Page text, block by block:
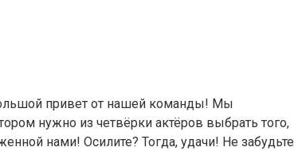
привет от нашей команды! Мы
нужно из четвёрки актёров выбрать того,
нами! Осилите? Тогда, удачи! Не забудьте